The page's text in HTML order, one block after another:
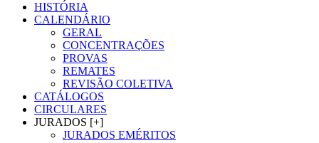
HISTÓRIA
CALENDÁRIO
GERAL
CONCENTRAÇÕES
PROVAS
REMATES
REVISÃO COLETIVA
CATÁLOGOS
CIRCULARES
JURADOS [+]
JURADOS EMÉRITOS